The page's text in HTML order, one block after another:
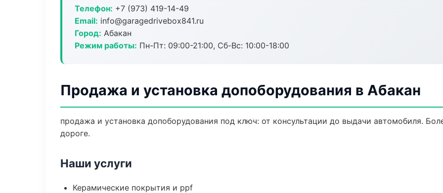
Телефон: +7 (973) 419-14-49
Email: info@garagedrivebox841.ru
Город: Абакан
Режим работы: Пн-Пт: 09:00-21:00, Сб-Вс: 10:00-18:00
Продажа и установка допоборудования в Абакан
продажа и установка допоборудования под ключ: от консультации до выдачи автомобиля.
дороге.
Наши услуги
Керамические покрытия и ppf